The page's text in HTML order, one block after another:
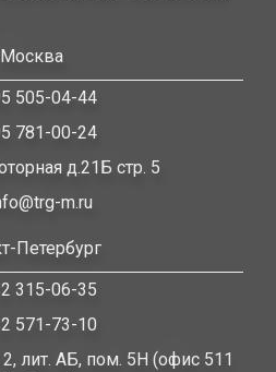
Москва
505-04-44
781-00-24
д.21Б стр. 5
m.ru
Петербург
315-06-35
571-73-10
лит. АБ, пом. 5Н (офис 511